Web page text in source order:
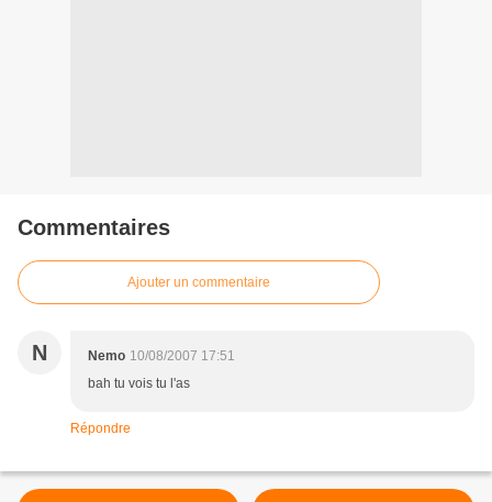
Commentaires
Ajouter un commentaire
N Nemo 10/08/2007 17:51
bah tu vois tu l'as
Répondre